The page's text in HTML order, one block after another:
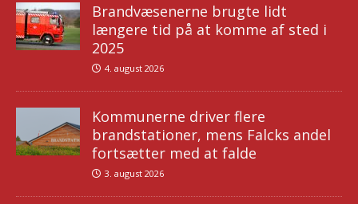
Brandvæsenerne brugte lidt
længere tid på at komme af sted i
2025
4. august 2026
Kommunerne driver flere
brandstationer, mens Falcks andel
fortsætter med at falde
3. august 2026